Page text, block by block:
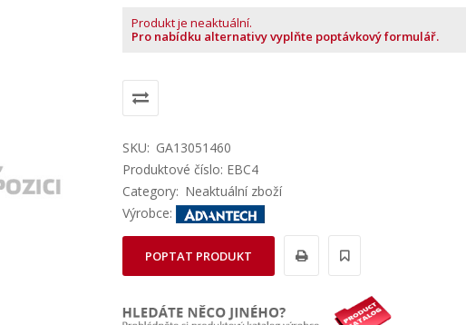
Produkt je neaktuální.
Pro nabídku alternativy vyplňte poptávkový formulář.
SKU: GA13051460
Produktové číslo: EBC4
Category: Neaktuální zboží
Výrobce:
POPTAT PRODUKT